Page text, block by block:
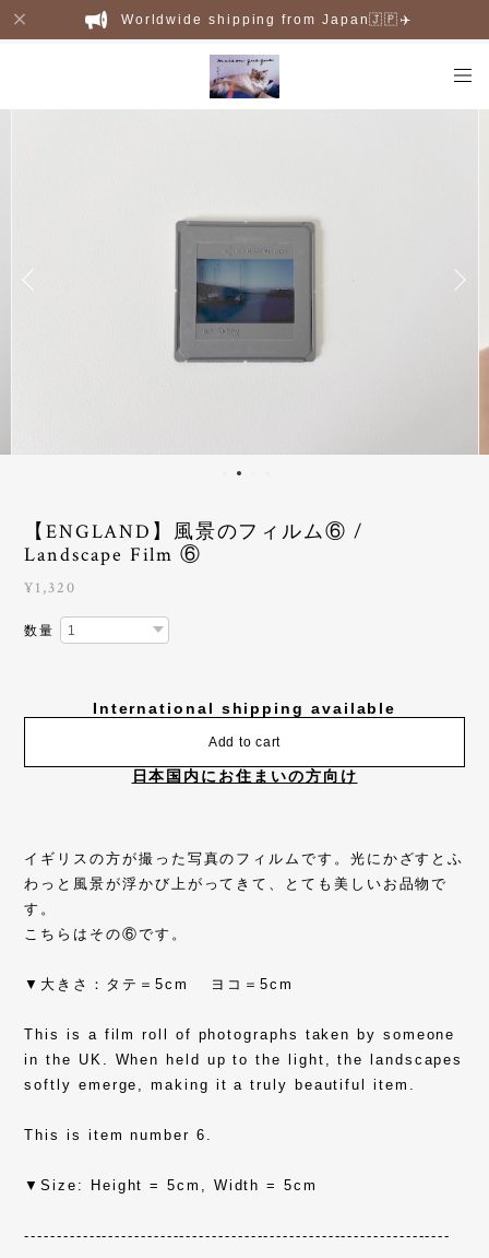
Worldwide shipping from Japan🇯🇵✈️
【ENGLAND】風景のフィルム⑥ /
Landscape Film ⑥
¥1,320
数量
International shipping available
Add to cart
日本国内にお住まいの方向け
イギリスの方が撮った写真のフィルムです。光にかざすとふ
わっと風景が浮かび上がってきて、とても美しいお品物で
す。
こちらはその⑥です。
▼大きさ：タテ＝5cm ヨコ＝5cm
This is a film roll of photographs taken by someone
in the UK. When held up to the light, the landscapes
softly emerge, making it a truly beautiful item.
This is item number 6.
▼Size: Height = 5cm, Width = 5cm
------------------------------------------------------------------